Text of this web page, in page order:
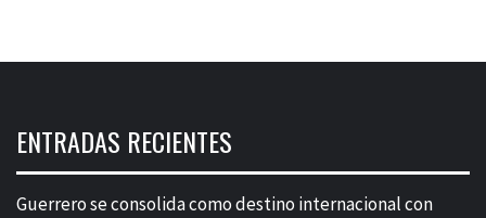
ENTRADAS RECIENTES
Guerrero se consolida como destino internacional con